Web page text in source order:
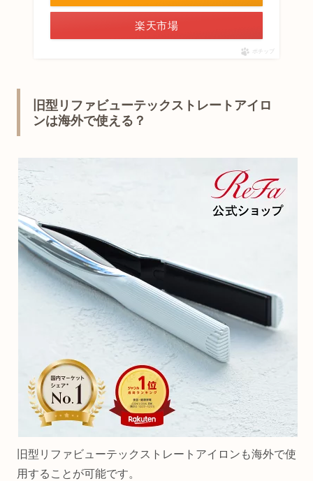
楽天市場
ポチップ
旧型リファビューテックストレートアイロ
ンは海外で使える？
旧型リファビューテックストレートアイロンも海外で使
用することが可能です。